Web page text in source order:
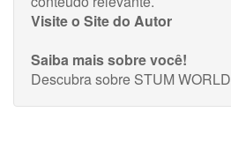
Visite o Site do Autor
Saiba mais sobre você!
Descubra sobre STUM WORLD